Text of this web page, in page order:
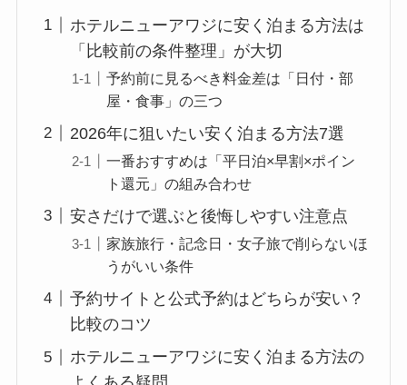
ホテルニューアワジに安く泊まる方法は
「比較前の条件整理」が大切
予約前に見るべき料金差は「日付・部
屋・食事」の三つ
2026年に狙いたい安く泊まる方法7選
一番おすすめは「平日泊×早割×ポイン
ト還元」の組み合わせ
安さだけで選ぶと後悔しやすい注意点
家族旅行・記念日・女子旅で削らないほ
うがいい条件
予約サイトと公式予約はどちらが安い？
比較のコツ
ホテルニューアワジに安く泊まる方法の